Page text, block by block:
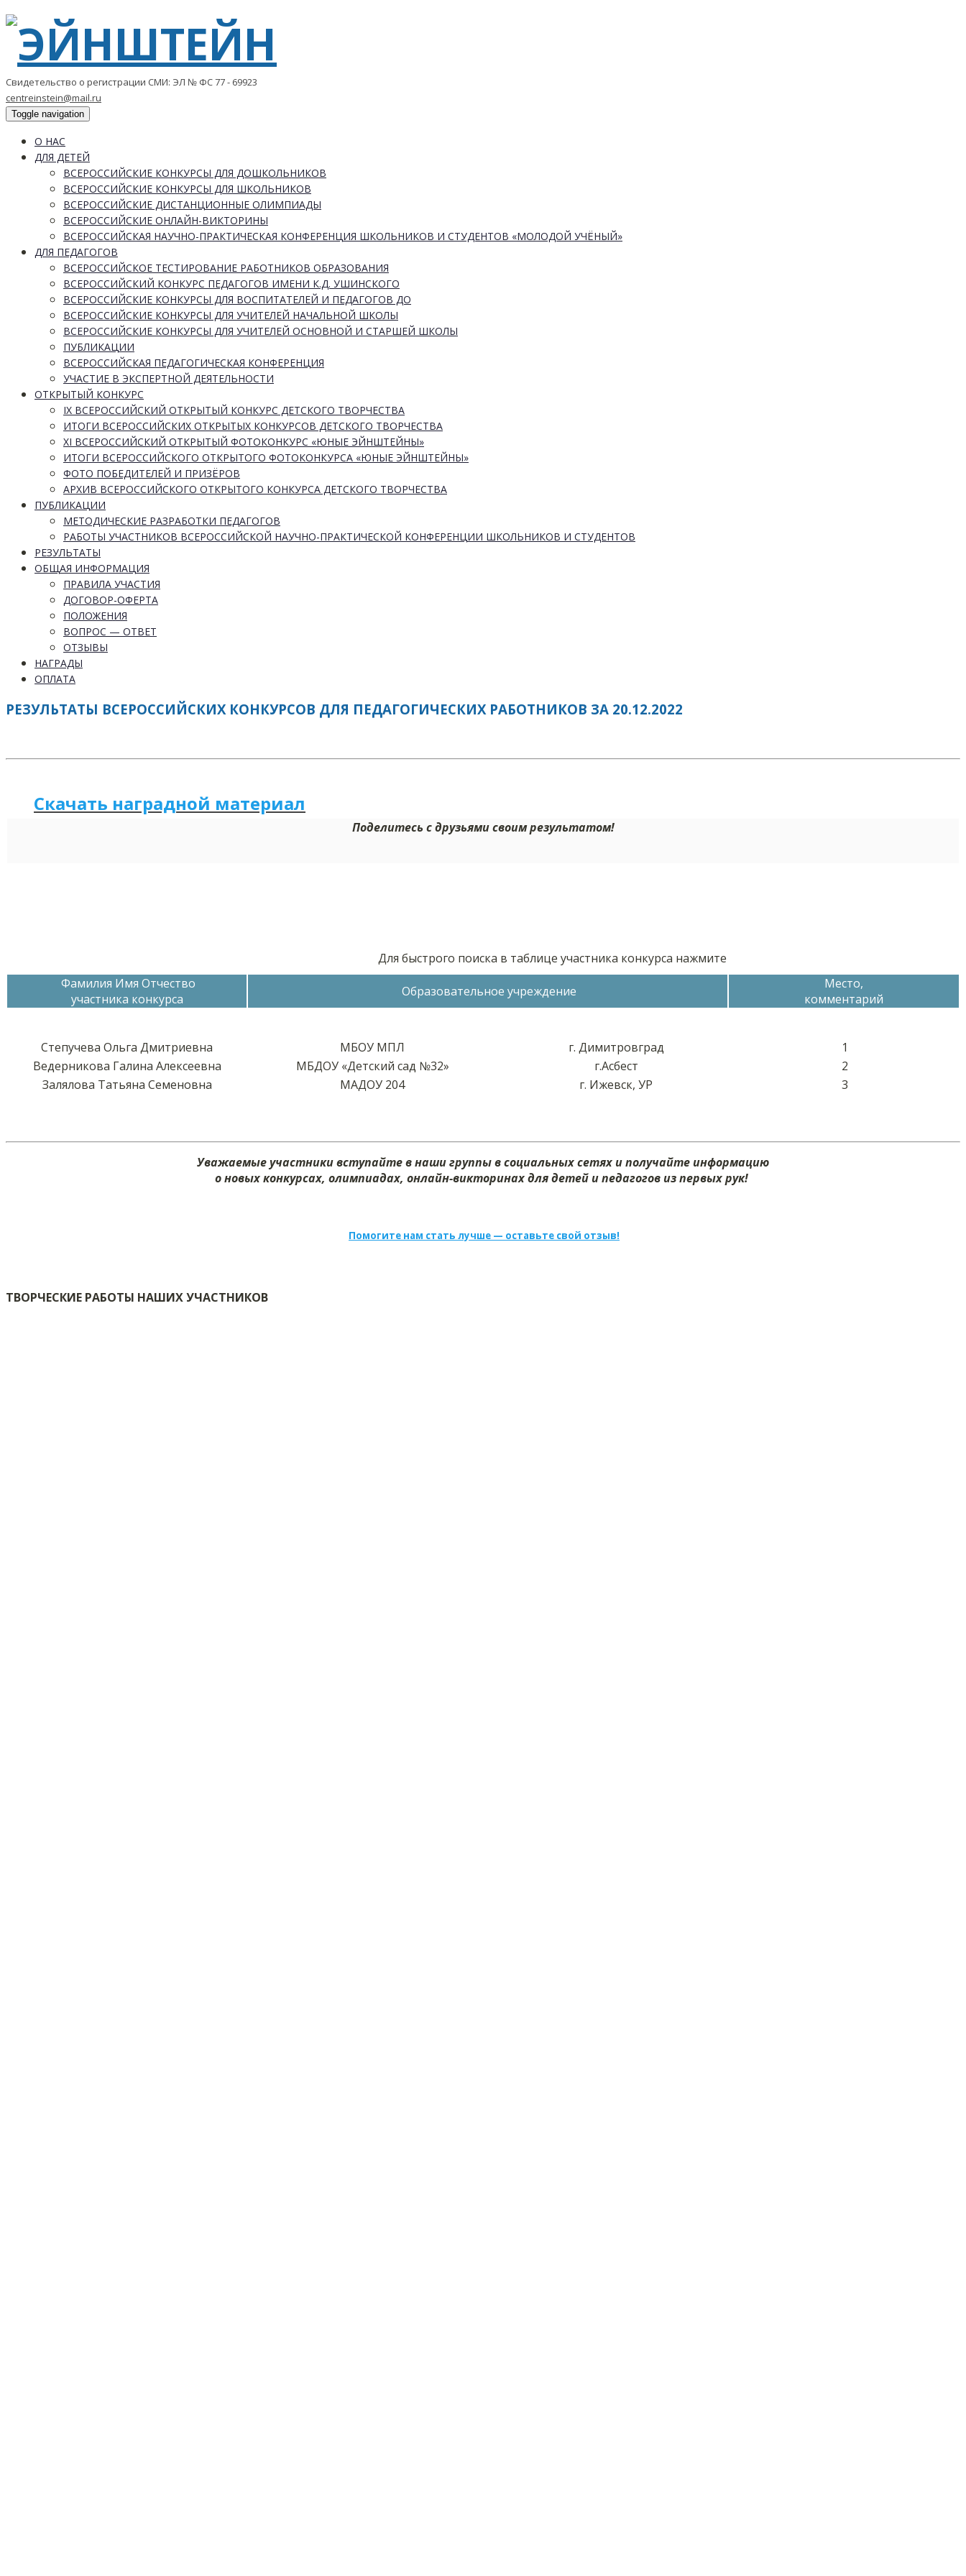
Свидетельство о регистрации СМИ: ЭЛ № ФС 77 - 69923
centreinstein@mail.ru
Toggle navigation
О НАС
ДЛЯ ДЕТЕЙ
ВСЕРОССИЙСКИЕ КОНКУРСЫ ДЛЯ ДОШКОЛЬНИКОВ
ВСЕРОССИЙСКИЕ КОНКУРСЫ ДЛЯ ШКОЛЬНИКОВ
ВСЕРОССИЙСКИЕ ДИСТАНЦИОННЫЕ ОЛИМПИАДЫ
ВСЕРОССИЙСКИЕ ОНЛАЙН-ВИКТОРИНЫ
ВСЕРОССИЙСКАЯ НАУЧНО-ПРАКТИЧЕСКАЯ КОНФЕРЕНЦИЯ ШКОЛЬНИКОВ И СТУДЕНТОВ «МОЛОДОЙ УЧЁНЫЙ»
ДЛЯ ПЕДАГОГОВ
ВСЕРОССИЙСКОЕ ТЕСТИРОВАНИЕ РАБОТНИКОВ ОБРАЗОВАНИЯ
ВСЕРОССИЙСКИЙ КОНКУРС ПЕДАГОГОВ ИМЕНИ К.Д. УШИНСКОГО
ВСЕРОССИЙСКИЕ КОНКУРСЫ ДЛЯ ВОСПИТАТЕЛЕЙ И ПЕДАГОГОВ ДО
ВСЕРОССИЙСКИЕ КОНКУРСЫ ДЛЯ УЧИТЕЛЕЙ НАЧАЛЬНОЙ ШКОЛЫ
ВСЕРОССИЙСКИЕ КОНКУРСЫ ДЛЯ УЧИТЕЛЕЙ ОСНОВНОЙ И СТАРШЕЙ ШКОЛЫ
ПУБЛИКАЦИИ
ВСЕРОССИЙСКАЯ ПЕДАГОГИЧЕСКАЯ КОНФЕРЕНЦИЯ
УЧАСТИЕ В ЭКСПЕРТНОЙ ДЕЯТЕЛЬНОСТИ
ОТКРЫТЫЙ КОНКУРС
IX ВСЕРОССИЙСКИЙ ОТКРЫТЫЙ КОНКУРС ДЕТСКОГО ТВОРЧЕСТВА
ИТОГИ ВСЕРОССИЙСКИХ ОТКРЫТЫХ КОНКУРСОВ ДЕТСКОГО ТВОРЧЕСТВА
XI ВСЕРОССИЙСКИЙ ОТКРЫТЫЙ ФОТОКОНКУРС «ЮНЫЕ ЭЙНШТЕЙНЫ»
ИТОГИ ВСЕРОССИЙСКОГО ОТКРЫТОГО ФОТОКОНКУРСА «ЮНЫЕ ЭЙНШТЕЙНЫ»
ФОТО ПОБЕДИТЕЛЕЙ И ПРИЗЁРОВ
АРХИВ ВСЕРОССИЙСКОГО ОТКРЫТОГО КОНКУРСА ДЕТСКОГО ТВОРЧЕСТВА
ПУБЛИКАЦИИ
МЕТОДИЧЕСКИЕ РАЗРАБОТКИ ПЕДАГОГОВ
РАБОТЫ УЧАСТНИКОВ ВСЕРОССИЙСКОЙ НАУЧНО-ПРАКТИЧЕСКОЙ КОНФЕРЕНЦИИ ШКОЛЬНИКОВ И СТУДЕНТОВ
РЕЗУЛЬТАТЫ
ОБЩАЯ ИНФОРМАЦИЯ
ПРАВИЛА УЧАСТИЯ
ДОГОВОР-ОФЕРТА
ПОЛОЖЕНИЯ
ВОПРОС — ОТВЕТ
ОТЗЫВЫ
НАГРАДЫ
ОПЛАТА
РЕЗУЛЬТАТЫ ВСЕРОССИЙСКИХ КОНКУРСОВ ДЛЯ ПЕДАГОГИЧЕСКИХ РАБОТНИКОВ ЗА 20.12.2022
Скачать наградной материал
Поделитесь с друзьями своим результатом!
Для быстрого поиска в таблице участника конкурса нажмите
Фамилия Имя Отчество
участника конкурса
Образовательное учреждение
Место,
комментарий
Степучева Ольга Дмитриевна МБОУ МПЛ г. Димитровград
1
Ведерникова Галина Алексеевна
МБДОУ «Детский сад №32» г.Асбест
2
Залялова Татьяна Семеновна
МАДОУ 204 г. Ижевск, УР 3
Уважаемые участники вступайте в наши группы в социальных сетях и получайте информацию
о новых конкурсах, олимпиадах, онлайн-викторинах для детей и педагогов из первых рук!
Помогите нам стать лучше — оставьте свой отзыв!
ТВОРЧЕСКИЕ РАБОТЫ НАШИХ УЧАСТНИКОВ